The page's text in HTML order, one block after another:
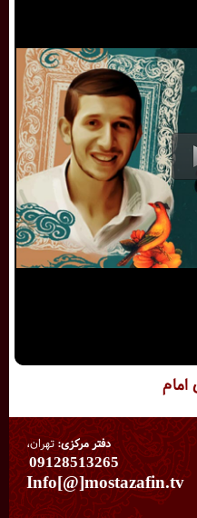
دفتر مرکزی:تهران،
09128513265
Info[@]mostazafin.tv